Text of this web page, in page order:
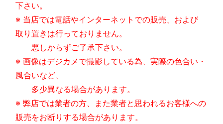
下さい。
※ 当店では電話やインターネットでの販売、および
取り置きは行っておりません。
悪しからずご了承下さい。
※ 画像はデジカメで撮影している為、実際の色合い・
風合いなど、
多少異なる場合があります。
※ 弊店では業者の方、また業者と思われるお客様への
販売をお断りする場合があります。